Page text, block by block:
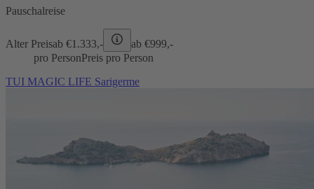
Pauschalreise
Alter Preisab €1.333,- ab €999,-
pro PersonPreis pro Person
TUI MAGIC LIFE Sarigerme